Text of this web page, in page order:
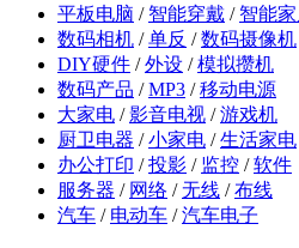
平板电脑 / 智能穿戴 / 智能
数码相机 /单反 /数码摄像机
DIY硬件 /外设 /模拟攒机
数码产品 /MP3 /移动电源
大家电 /影音电视 /游戏机
厨卫电器 /小家电 /生活家电
办公打印 /投影 / 监控 /软件
服务器 / 网络 /无线 /布线
汽车 / 电动车 /汽车电子